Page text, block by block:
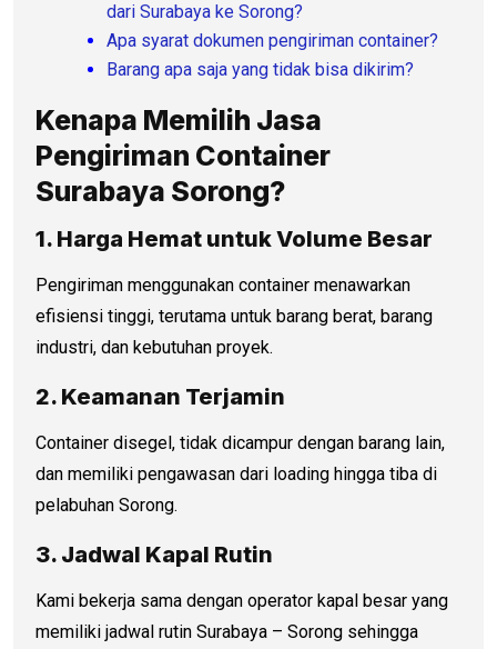
dari Surabaya ke Sorong?
Apa syarat dokumen pengiriman container?
Barang apa saja yang tidak bisa dikirim?
Kenapa Memilih Jasa
Pengiriman Container
Surabaya Sorong?
1. Harga Hemat untuk Volume Besar
Pengiriman menggunakan container menawarkan
efisiensi tinggi, terutama untuk barang berat, barang
industri, dan kebutuhan proyek.
2. Keamanan Terjamin
Container disegel, tidak dicampur dengan barang lain,
dan memiliki pengawasan dari loading hingga tiba di
pelabuhan Sorong.
3. Jadwal Kapal Rutin
Kami bekerja sama dengan operator kapal besar yang
memiliki jadwal rutin Surabaya – Sorong sehingga